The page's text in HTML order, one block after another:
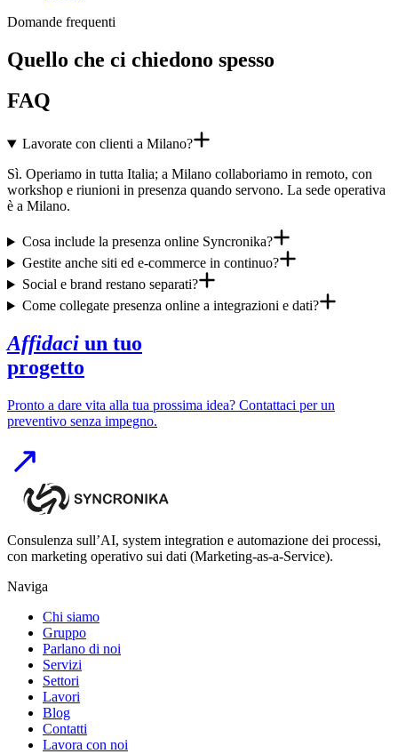
Domande frequenti
Quello che ci chiedono spesso
FAQ
Lavorate con clienti a Milano?
Sì. Operiamo in tutta Italia; a Milano collaboriamo in remoto, con
workshop e riunioni in presenza quando servono. La sede operativa
è a Milano.
Cosa include la presenza online Syncronika?
Gestite anche siti ed e-commerce in continuo?
Social e brand restano separati?
Come collegate presenza online a integrazioni e dati?
Affidaci un tuo
progetto
Pronto a dare vita alla tua prossima idea? Contattaci per un
preventivo senza impegno.
Consulenza sull’AI, system integration e automazione dei processi,
con marketing operativo sui dati (Marketing-as-a-Service).
Naviga
Chi siamo
Gruppo
Parlano di noi
Servizi
Settori
Lavori
Blog
Contatti
Lavora con noi